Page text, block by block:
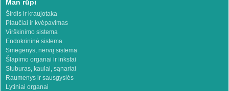
Man rūpi
Širdis ir kraujotaka
Plaučiai ir kvėpavimas
Virškinimo sistema
Endokrininė sistema
Smegenys, nervų sistema
Šlapimo organai ir inkstai
Stuburas, kaulai, sąnariai
Raumenys ir sausgyslės
Lytiniai organai